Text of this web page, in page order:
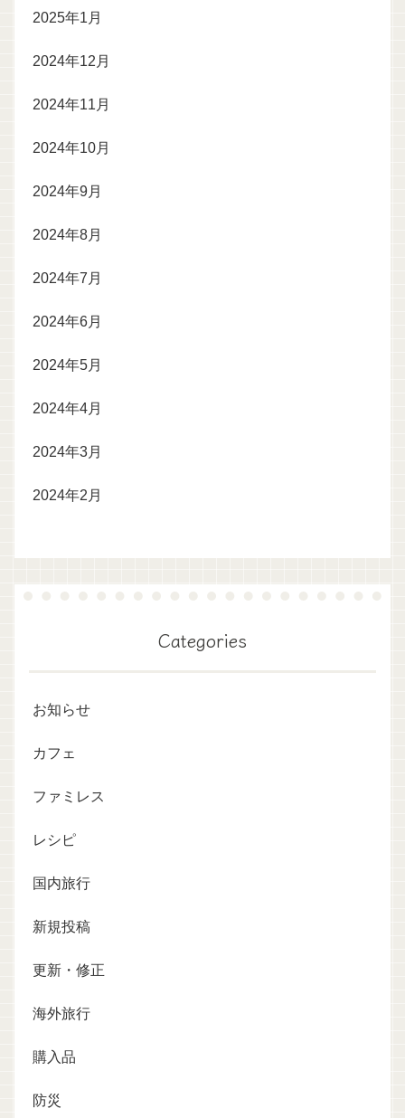
2025年1月
2024年12月
2024年11月
2024年10月
2024年9月
2024年8月
2024年7月
2024年6月
2024年5月
2024年4月
2024年3月
2024年2月
Categories
お知らせ
カフェ
ファミレス
レシピ
国内旅行
新規投稿
更新・修正
海外旅行
購入品
防災